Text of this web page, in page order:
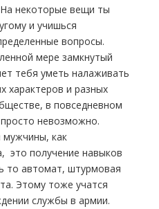
некоторые вещи ты
и учишься
вопросы.
мере замкнутый
тебя уметь налаживать
характеров и разных
в повседневном
невозможно.
как
это получение навыков
то автомат, штурмовая
Этому тоже учатся
службы в армии.